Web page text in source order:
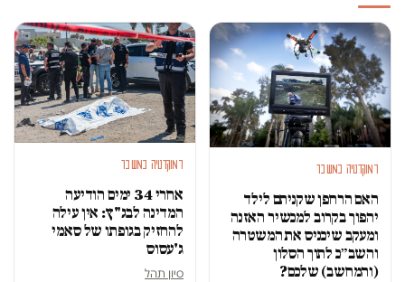
דמוקרטיה במשבר
האם הרחפן שקניתם לילד
יהפוך בקרוב למכשיר האזנה
ומעקב שיכניס את המשטרה
והשב״כ לתוך הסלון
(והמחשב) שלכם?
דמוקרטיה במשבר
אחרי 34 ימים הודיעה
המדינה לבג"ץ: אין עילה
להחזיק בגופתו של סאמי
ג'עסוס
סיון תהל